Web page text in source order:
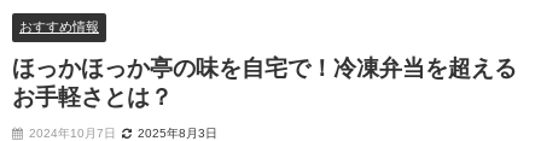
おすすめ情報
ほっかほっか亭の味を自宅で！冷凍弁当を超える
お手軽さとは？
2024年10月7日 2025年8月3日